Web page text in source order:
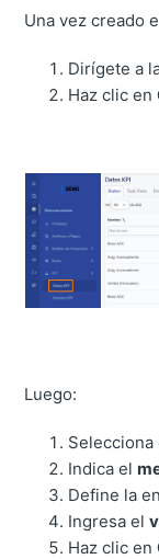
Una vez creado
Dirígete a
Haz clic en
Luego:
Selecciona
Indica el
Define la
Ingresa el
Haz clic en